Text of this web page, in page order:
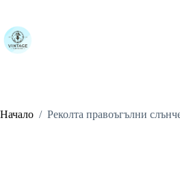
content
Начало / Реколта правоъгълни